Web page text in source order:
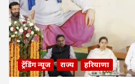
ट्रेंडिंग न्यूज राज्य हरियाणा